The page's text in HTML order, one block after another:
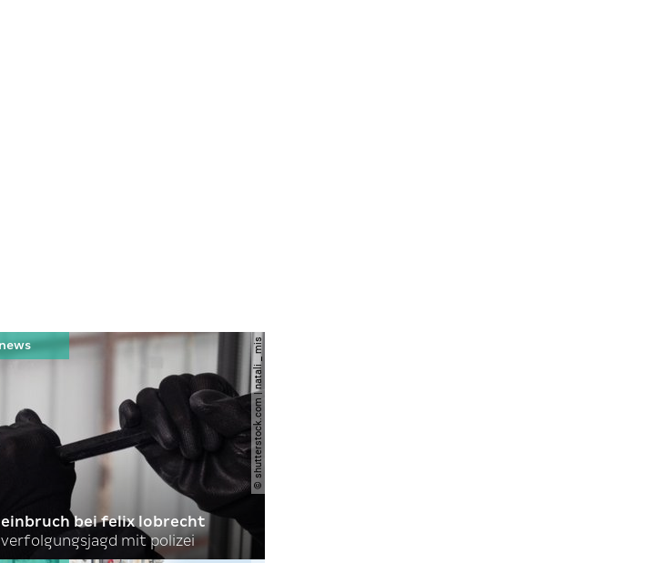
© shutterstock.com | natali _ mis
einbruch bei felix lobrecht
verfolgungsjagd mit polizei